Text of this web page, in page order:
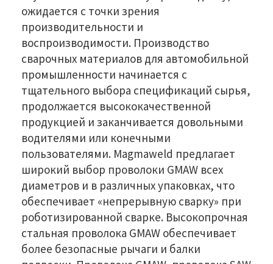
ожидается с точки зрения
производительности и
воспроизводимости. Производство
сварочных материалов для автомобильной
промышленности начинается с
тщательного выбора спецификаций сырья,
продолжается высококачественной
продукцией и заканчивается довольными
водителями или конечными
пользователями. Magmaweld предлагает
широкий выбор проволоки GMAW всех
диаметров и в различных упаковках, что
обеспечивает «непрерывную сварку» при
роботизированной сварке. Высокопрочная
стальная проволока GMAW обеспечивает
более безопасные рычаги и балки